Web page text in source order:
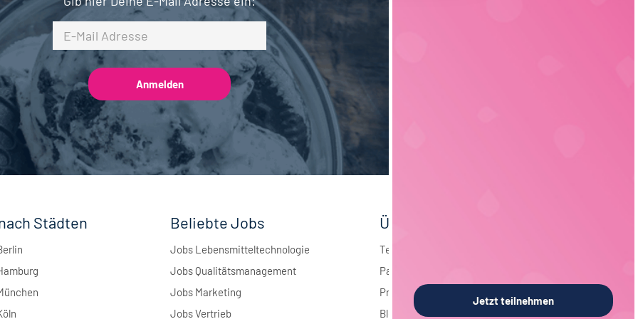
Städten Beliebte Jobs
Jobs Lebensmitteltechnologie
Jobs Qualitätsmanagement
Jobs Marketing
Jobs Vertrieb
Über foodjobs
Team
Partner
Presse
Blog
Jetzt teilnehmen